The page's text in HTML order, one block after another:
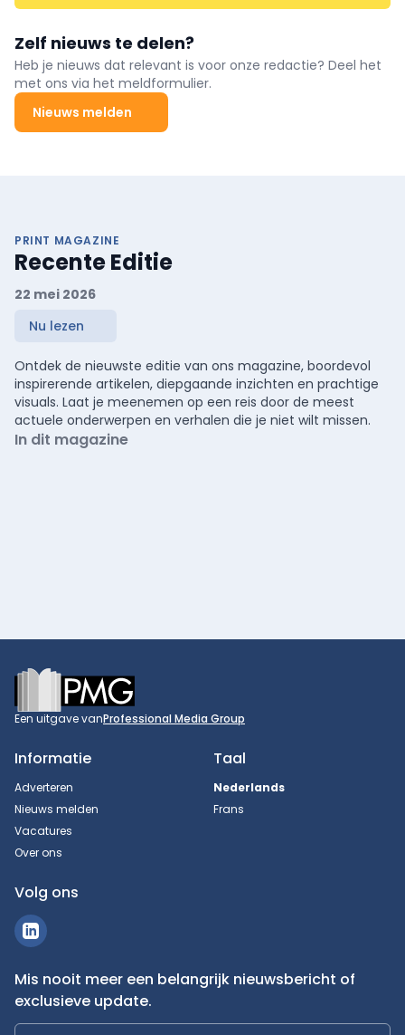
Zelf nieuws te delen?
Heb je nieuws dat relevant is voor onze redactie? Deel het
met ons via het meldformulier.
Nieuws melden
PRINT MAGAZINE
Recente Editie
22 mei 2026
Nu lezen
Ontdek de nieuwste editie van ons magazine, boordevol
inspirerende artikelen, diepgaande inzichten en prachtige
visuals. Laat je meenemen op een reis door de meest
actuele onderwerpen en verhalen die je niet wilt missen.
In dit magazine
Footer
Een uitgave vanProfessional Media Group
Informatie
Adverteren
Nieuws melden
Vacatures
Over ons
Taal
Nederlands
Frans
Volg ons
Mis nooit meer een belangrijk nieuwsbericht of
exclusieve update.